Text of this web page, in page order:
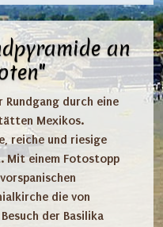
an
durch eine
Mexikos.
reiche und riesige
Mit einem Fotostopp
die von
der Basilika